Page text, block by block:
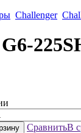
Challenger
СравнитьВ